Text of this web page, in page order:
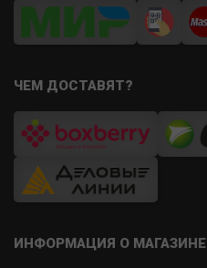
ЧЕМ ДОСТАВЯТ?
ИНФОРМАЦИЯ О МАГАЗИНЕ